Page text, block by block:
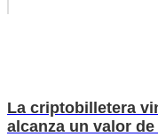
La criptobilletera
alcanza un valor